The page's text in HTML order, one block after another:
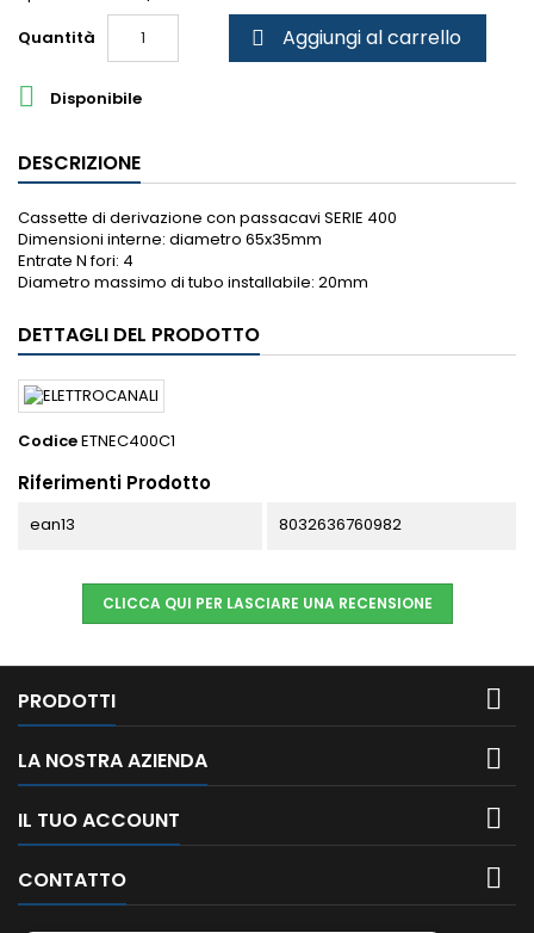
Quantità
 Aggiungi al carrello
 Disponibile
DESCRIZIONE
Cassette di derivazione con passacavi SERIE 400
Dimensioni interne: diametro 65x35mm
Entrate N fori: 4
Diametro massimo di tubo installabile: 20mm
DETTAGLI DEL PRODOTTO
CodiceETNEC400C1
Riferimenti Prodotto
ean13 8032636760982
CLICCA QUI PER LASCIARE UNA RECENSIONE
PRODOTTI 
LA NOSTRA AZIENDA 
IL TUO ACCOUNT 
CONTATTO 